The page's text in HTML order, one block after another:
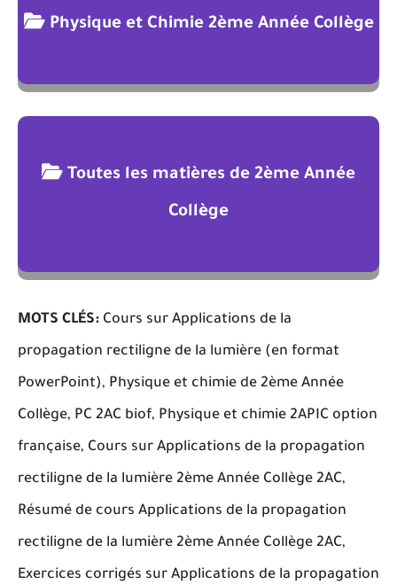
Physique et Chimie 2ème Année Collège
Toutes les matières de 2ème Année
Collège
MOTS CLÉS: Cours sur Applications de la
propagation rectiligne de la lumière (en format
PowerPoint), Physique et chimie de 2ème Année
Collège, PC 2AC biof, Physique et chimie 2APIC option
française, Cours sur Applications de la propagation
rectiligne de la lumière 2ème Année Collège 2AC,
Résumé de cours Applications de la propagation
rectiligne de la lumière 2ème Année Collège 2AC,
Exercices corrigés sur Applications de la propagation